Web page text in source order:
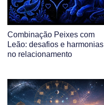
Combinação Peixes com
Leão: desafios e harmonias
no relacionamento